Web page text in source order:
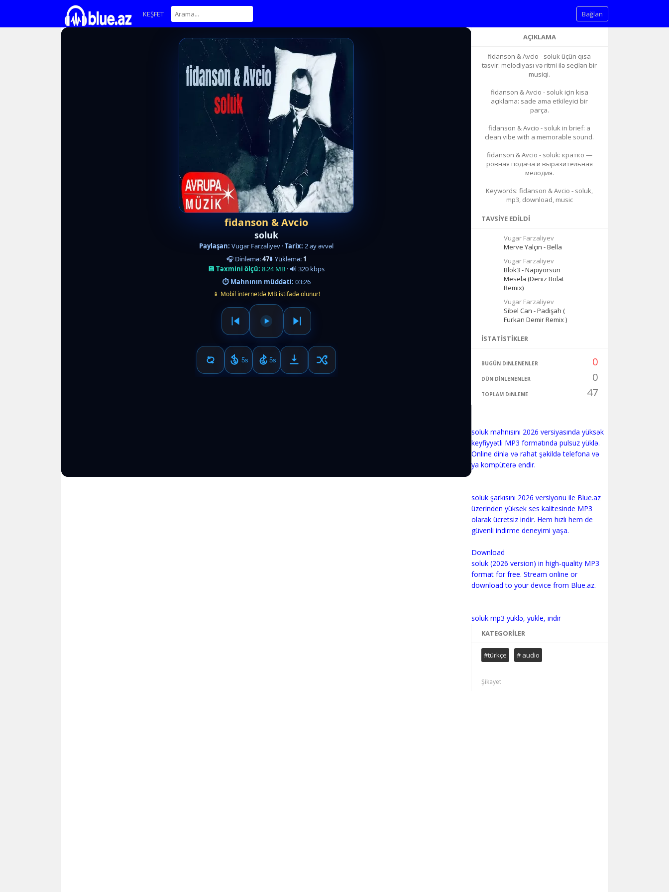
KEŞFET Bağlan
AÇIKLAMA
fidanson & Avcio - soluk üçün qısa
təsvir: melodiyası və ritmi ilə seçilən bir
musiqi.
fidanson & Avcio - soluk için kısa
açıklama: sade ama etkileyici bir
parça.
fidanson & Avcio - soluk in brief: a
clean vibe with a memorable sound.
fidanson & Avcio - soluk: кратко —
ровная подача и выразительная
мелодия.
Keywords: fidanson & Avcio - soluk,
mp3, download, music
TAVSIYE EDILDI
Vugar Farzaliyev
Merve Yalçın - Bella
Vugar Farzaliyev
Blok3 - Napıyorsun
Mesela (Deniz Bolat
Remix)
Vugar Farzaliyev
Sibel Can - Padişah (
Furkan Demir Remix )
İSTATISTIKLER
BUGÜN DINLENENLER 0
DÜN DINLENENLER 0
TOPLAM DINLEME 47
soluk mahnısını 2026 versiyasında yüksək
keyfiyyətli MP3 formatında pulsuz yüklə.
Online dinlə və rahat şəkildə telefona və
ya kompüterə endir.
soluk şarkısını 2026 versiyonu ile Blue.az
üzerinden yüksek ses kalitesinde MP3
olarak ücretsiz indir. Hem hızlı hem de
güvenli indirme deneyimi yaşa.
Download
soluk (2026 version) in high-quality MP3
format for free. Stream online or
download to your device from Blue.az.
soluk mp3 yüklə, yukle, indir
KATEGORILER
#türkçe # audio
Şikayet